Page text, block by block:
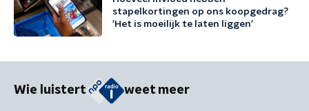
stapelkortingen op ons koopgedrag?
'Het is moeilijk te laten liggen'
Wie luistert weet meer